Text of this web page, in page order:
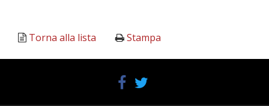
Torna alla lista Stampa